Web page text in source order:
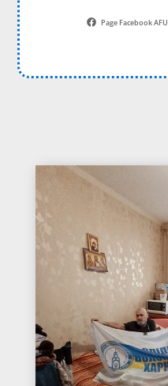
Page Facebook AFU